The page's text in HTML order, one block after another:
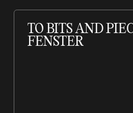
TO BITS AND
FENSTER